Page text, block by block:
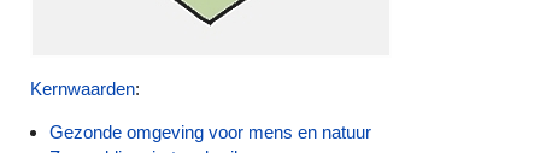
Kernwaarden:
Gezonde omgeving voor mens en natuur